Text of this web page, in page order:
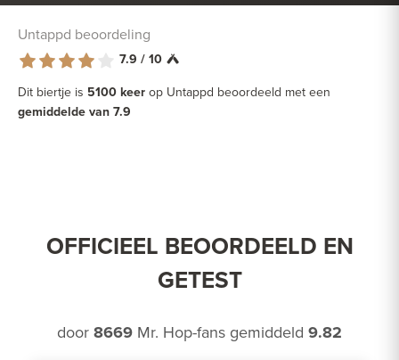
Untappd beoordeling
7.9 / 10
Dit biertje is 5100 keer op Untappd beoordeeld met een
gemiddelde van 7.9
OFFICIEEL BEOORDEELD EN
GETEST
door 8669 Mr. Hop-fans gemiddeld 9.82